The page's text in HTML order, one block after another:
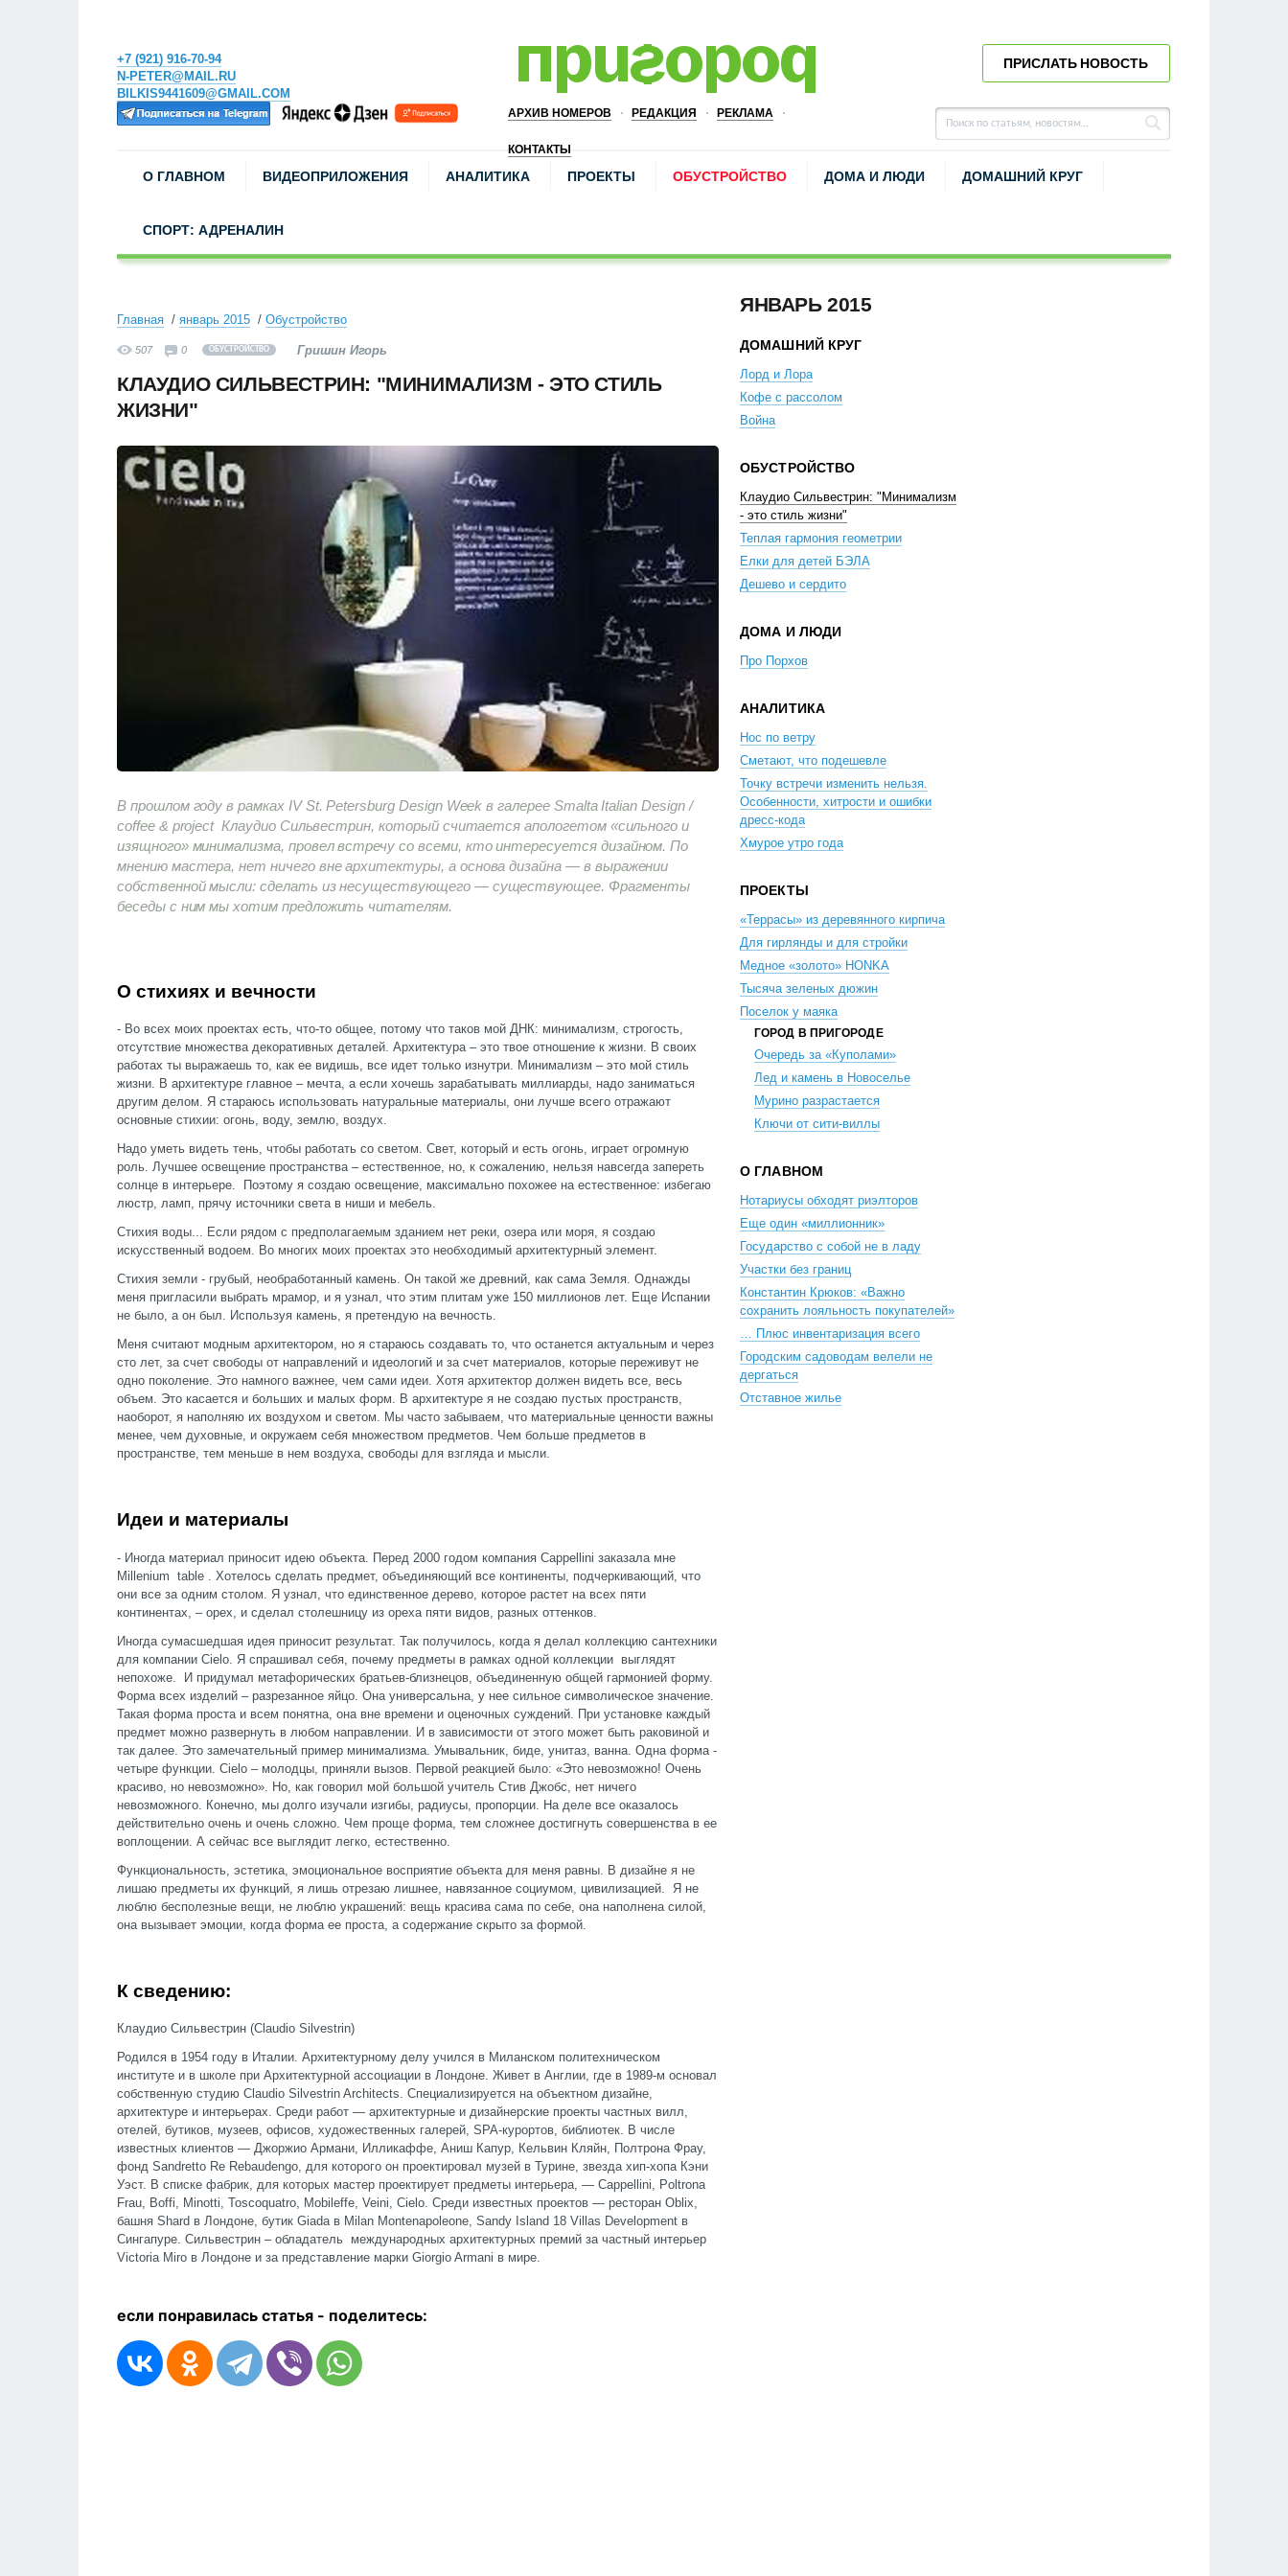
+7 (921) 916-70-94
N-PETER@MAIL.RU
BILKIS9441609@GMAIL.COM
АРХИВ НОМЕРОВ РЕДАКЦИЯ РЕКЛАМА
КОНТАКТЫ
ПРИСЛАТЬ НОВОСТЬ
О ГЛАВНОМ ВИДЕОПРИЛОЖЕНИЯ АНАЛИТИКА ПРОЕКТЫ ОБУСТРОЙСТВО ДОМА И ЛЮДИ ДОМАШНИЙ КРУГ
СПОРТ: АДРЕНАЛИН
Главная январь 2015 Обустройство
507 0 ОБУСТРОЙСТВО Гришин Игорь
КЛАУДИО СИЛЬВЕСТРИН: "МИНИМАЛИЗМ - ЭТО СТИЛЬ
ЖИЗНИ"
В прошлом году в рамках IV St. Petersburg Design Week в галерее Smalta Italian Design /
coffee & project Клаудио Сильвестрин, который считается апологетом «сильного и
изящного» минимализма, провел встречу со всеми, кто интересуется дизайном. По
мнению мастера, нет ничего вне архитектуры, а основа дизайна — в выражении
собственной мысли: сделать из несуществующего — существующее. Фрагменты
беседы с ним мы хотим предложить читателям.
О стихиях и вечности
- Во всех моих проектах есть, что-то общее, потому что таков мой ДНК: минимализм, строгость,
отсутствие множества декоративных деталей. Архитектура – это твое отношение к жизни. В своих
работах ты выражаешь то, как ее видишь, все идет только изнутри. Минимализм – это мой стиль
жизни. В архитектуре главное – мечта, а если хочешь зарабатывать миллиарды, надо заниматься
другим делом. Я стараюсь использовать натуральные материалы, они лучше всего отражают
основные стихии: огонь, воду, землю, воздух.
Надо уметь видеть тень, чтобы работать со светом. Свет, который и есть огонь, играет огромную
роль. Лучшее освещение пространства – естественное, но, к сожалению, нельзя навсегда запереть
солнце в интерьере. Поэтому я создаю освещение, максимально похожее на естественное: избегаю
люстр, ламп, прячу источники света в ниши и мебель.
Стихия воды... Если рядом с предполагаемым зданием нет реки, озера или моря, я создаю
искусственный водоем. Во многих моих проектах это необходимый архитектурный элемент.
Стихия земли - грубый, необработанный камень. Он такой же древний, как сама Земля. Однажды
меня пригласили выбрать мрамор, и я узнал, что этим плитам уже 150 миллионов лет. Еще Испании
не было, а он был. Используя камень, я претендую на вечность.
Меня считают модным архитектором, но я стараюсь создавать то, что останется актуальным и через
сто лет, за счет свободы от направлений и идеологий и за счет материалов, которые переживут не
одно поколение. Это намного важнее, чем сами идеи. Хотя архитектор должен видеть все, весь
объем. Это касается и больших и малых форм. В архитектуре я не создаю пустых пространств,
наоборот, я наполняю их воздухом и светом. Мы часто забываем, что материальные ценности важны
менее, чем духовные, и окружаем себя множеством предметов. Чем больше предметов в
пространстве, тем меньше в нем воздуха, свободы для взгляда и мысли.
Идеи и материалы
- Иногда материал приносит идею объекта. Перед 2000 годом компания Cappellini заказала мне
Millenium table . Хотелось сделать предмет, объединяющий все континенты, подчеркивающий, что
они все за одним столом. Я узнал, что единственное дерево, которое растет на всех пяти
континентах, – орех, и сделал столешницу из ореха пяти видов, разных оттенков.
Иногда сумасшедшая идея приносит результат. Так получилось, когда я делал коллекцию сантехники
для компании Cielo. Я спрашивал себя, почему предметы в рамках одной коллекции выглядят
непохоже. И придумал метафорических братьев-близнецов, объединенную общей гармонией форму.
Форма всех изделий – разрезанное яйцо. Она универсальна, у нее сильное символическое значение.
Такая форма проста и всем понятна, она вне времени и оценочных суждений. При установке каждый
предмет можно развернуть в любом направлении. И в зависимости от этого может быть раковиной и
так далее. Это замечательный пример минимализма. Умывальник, биде, унитаз, ванна. Одна форма -
четыре функции. Сielo – молодцы, приняли вызов. Первой реакцией было: «Это невозможно! Очень
красиво, но невозможно». Но, как говорил мой большой учитель Стив Джобс, нет ничего
невозможного. Конечно, мы долго изучали изгибы, радиусы, пропорции. На деле все оказалось
действительно очень и очень сложно. Чем проще форма, тем сложнее достигнуть совершенства в ее
воплощении. А сейчас все выглядит легко, естественно.
Функциональность, эстетика, эмоциональное восприятие объекта для меня равны. В дизайне я не
лишаю предметы их функций, я лишь отрезаю лишнее, навязанное социумом, цивилизацией. Я не
люблю бесполезные вещи, не люблю украшений: вещь красива сама по себе, она наполнена силой,
она вызывает эмоции, когда форма ее проста, а содержание скрыто за формой.
К сведению:
Клаудио Сильвестрин (Claudio Silvestrin)
Родился в 1954 году в Италии. Архитектурному делу учился в Миланском политехническом
институте и в школе при Архитектурной ассоциации в Лондоне. Живет в Англии, где в 1989-м основал
собственную студию Claudio Silvestrin Architects. Специализируется на объектном дизайне,
архитектуре и интерьерах. Среди работ — архитектурные и дизайнерские проекты частных вилл,
отелей, бутиков, музеев, офисов, художественных галерей, SPA-курортов, библиотек. В числе
известных клиентов — Джоржио Армани, Илликаффе, Аниш Капур, Кельвин Кляйн, Полтрона Фрау,
фонд Sandretto Re Rebaudengo, для которого он проектировал музей в Турине, звезда хип-хопа Кэни
Уэст. В списке фабрик, для которых мастер проектирует предметы интерьера, — Cappellini, Poltrona
Frau, Boffi, Minotti, Toscoquatro, Mobileffe, Veini, Cielo. Среди известных проектов — ресторан Oblix,
башня Shard в Лондоне, бутик Giada в Milan Montenapoleone, Sandy Island 18 Villas Development в
Сингапуре. Сильвестрин – обладатель международных архитектурных премий за частный интерьер
Victoria Miro в Лондоне и за представление марки Giorgio Armani в мире.
если понравилась статья - поделитесь:
ЯНВАРЬ 2015
ДОМАШНИЙ КРУГ
Лорд и Лора
Кофе с рассолом
Война
ОБУСТРОЙСТВО
Клаудио Сильвестрин: "Минимализм
- это стиль жизни"
Теплая гармония геометрии
Елки для детей БЭЛА
Дешево и сердито
ДОМА И ЛЮДИ
Про Порхов
АНАЛИТИКА
Нос по ветру
Сметают, что подешевле
Точку встречи изменить нельзя.
Особенности, хитрости и ошибки
дресс-кода
Хмурое утро года
ПРОЕКТЫ
«Террасы» из деревянного кирпича
Для гирлянды и для стройки
Медное «золото» HONKA
Тысяча зеленых дюжин
Поселок у маяка
ГОРОД В ПРИГОРОДЕ
Очередь за «Куполами»
Лед и камень в Новоселье
Мурино разрастается
Ключи от сити-виллы
О ГЛАВНОМ
Нотариусы обходят риэлторов
Еще один «миллионник»
Государство с собой не в ладу
Участки без границ
Константин Крюков: «Важно
сохранить лояльность покупателей»
… Плюс инвентаризация всего
Городским садоводам велели не
дергаться
Отставное жилье